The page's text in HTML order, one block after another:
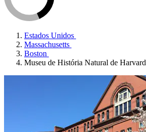
Estados Unidos
Massachusetts
Boston
Museu de História Natural de Harvard